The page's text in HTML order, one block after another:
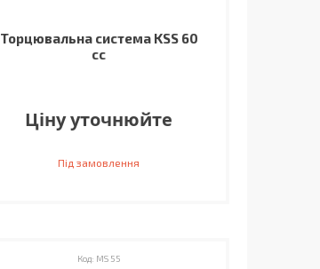
Торцювальна система KSS 60
cc
Ціну уточнюйте
Під замовлення
MS 55